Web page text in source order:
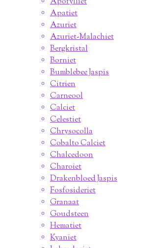
Apatiet
Azuriet
Azuriet-Malachiet
Bergkristal
Borniet
Bumblebee Jaspis
Citrien
Carneool
Calciet
Celestiet
Chrysocolla
Cobalto Calciet
Chalcedoon
Charoiet
Drakenbloed Jaspis
Fosfosideriet
Granaat
Goudsteen
Hematiet
Kyaniet